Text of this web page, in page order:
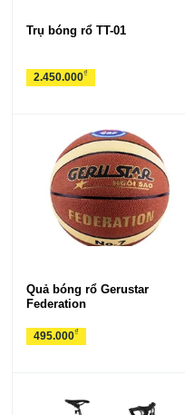
Trụ bóng rổ TT-01
2.450.000₫
Quả bóng rổ Gerustar
Federation
495.000₫